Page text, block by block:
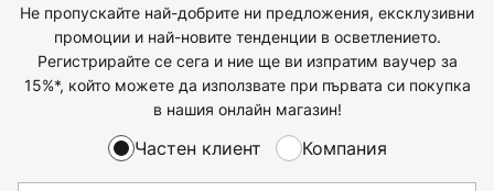
Не пропускайте най-добрите ни предложения, ексклузивни
промоции и най-новите тенденции в осветлението.
Регистрирайте се сега и ние ще ви изпратим ваучер за
15%*, който можете да използвате при първата си покупка
в нашия онлайн магазин!
Частен клиент Компания